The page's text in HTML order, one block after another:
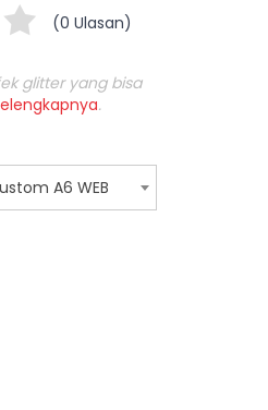
(0 Ulasan)
glitter yang bisa
.
A6 WEB